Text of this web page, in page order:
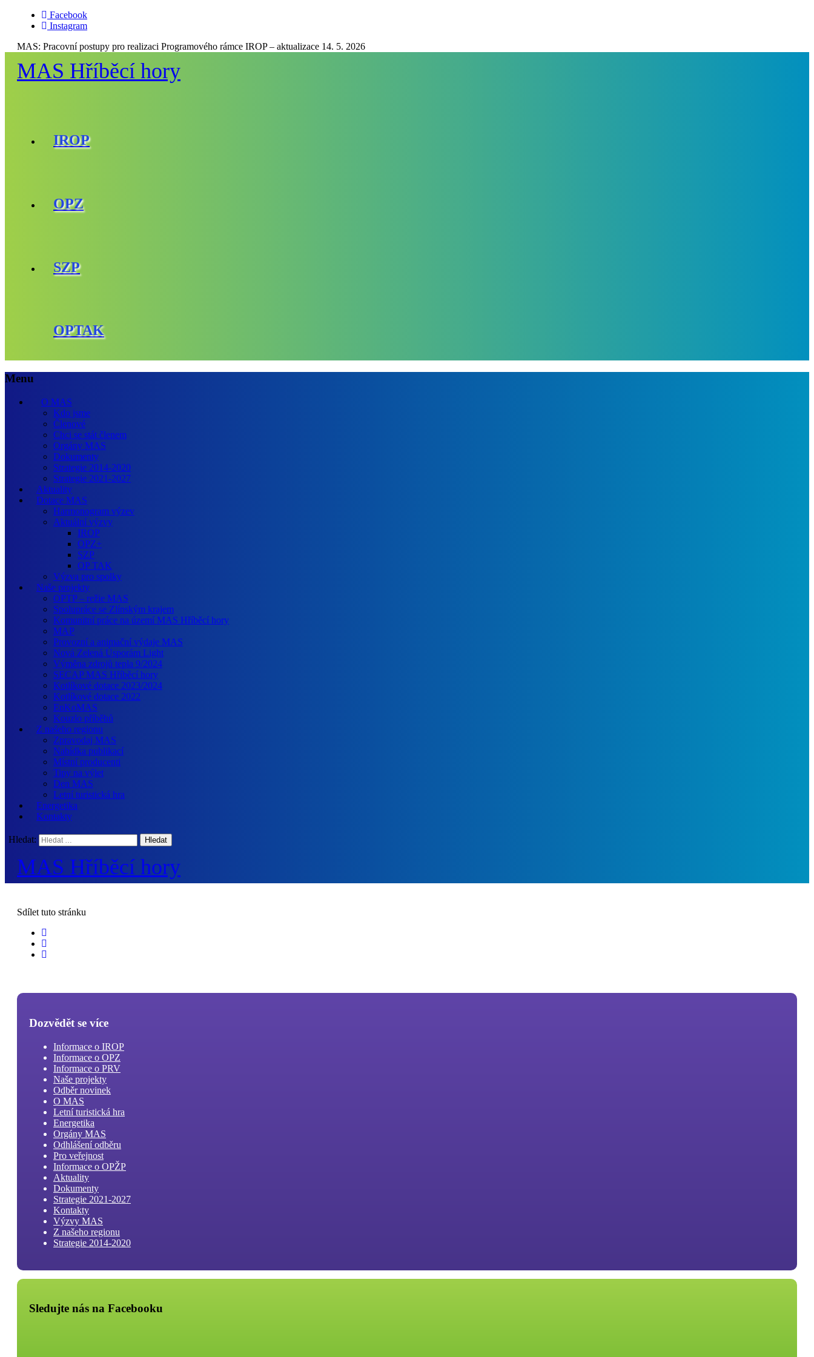
Facebook
Instagram
MAS: Pracovní postupy pro realizaci Programového rámce IROP – aktualizace 14. 5. 2026
MAS Hříběcí hory
IROP
OPZ
SZP
OPTAK
Menu
O MAS
Kdo jsme
Členové
Chci se stát členem
Orgány MAS
Dokumenty
Strategie 2014-2020
Strategie 2021-2027
Aktuality
Dotace MAS
Harmonogram výzev
Aktuální výzvy
IROP
OPZ+
SZP
OP TAK
Výzva pro spolky
Naše projekty
OPTP – režie MAS
Spolupráce se Zlínským krajem
Komunitní práce na území MAS Hříběcí hory
MAP
Provozní a animační výdaje MAS
Nová Zelená Úsporám Light
Výměna zdrojů tepla 9/2024
SECAP MAS Hříběcí hory
Kotlíkové dotace 2023/2024
Kotlíkové dotace 2022
EnKoMAS
Kouzlo příběhů
Z našeho regionu
Zpravodaj MAS
Nabídka publikací
Místní producenti
Tipy na výlet
Den MAS
Letní turistická hra
Energetika
Kontakty
Hledat:
MAS Hříběcí hory
Sdílet tuto stránku
Dozvědět se více
Informace o IROP
Informace o OPZ
Informace o PRV
Naše projekty
Odběr novinek
O MAS
Letní turistická hra
Energetika
Orgány MAS
Odhlášení odběru
Pro veřejnost
Informace o OPŽP
Aktuality
Dokumenty
Strategie 2021-2027
Kontakty
Výzvy MAS
Z našeho regionu
Strategie 2014-2020
Sledujte nás na Facebooku